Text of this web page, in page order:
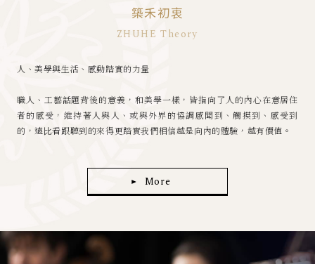
築禾初衷
ZHUHE Theory
⼈、美學與⽣活、感動踏實的⼒量
職⼈、⼯藝話題背後的意義，和美學⼀樣，皆指向了⼈的內⼼在意居住
者的感受，維持著⼈與⼈、或與外界的協調感聞到、觸摸到、感受到
的，遠⽐看跟聽到的來得更踏實我們相信越是向內的體驗，越有價值。
More